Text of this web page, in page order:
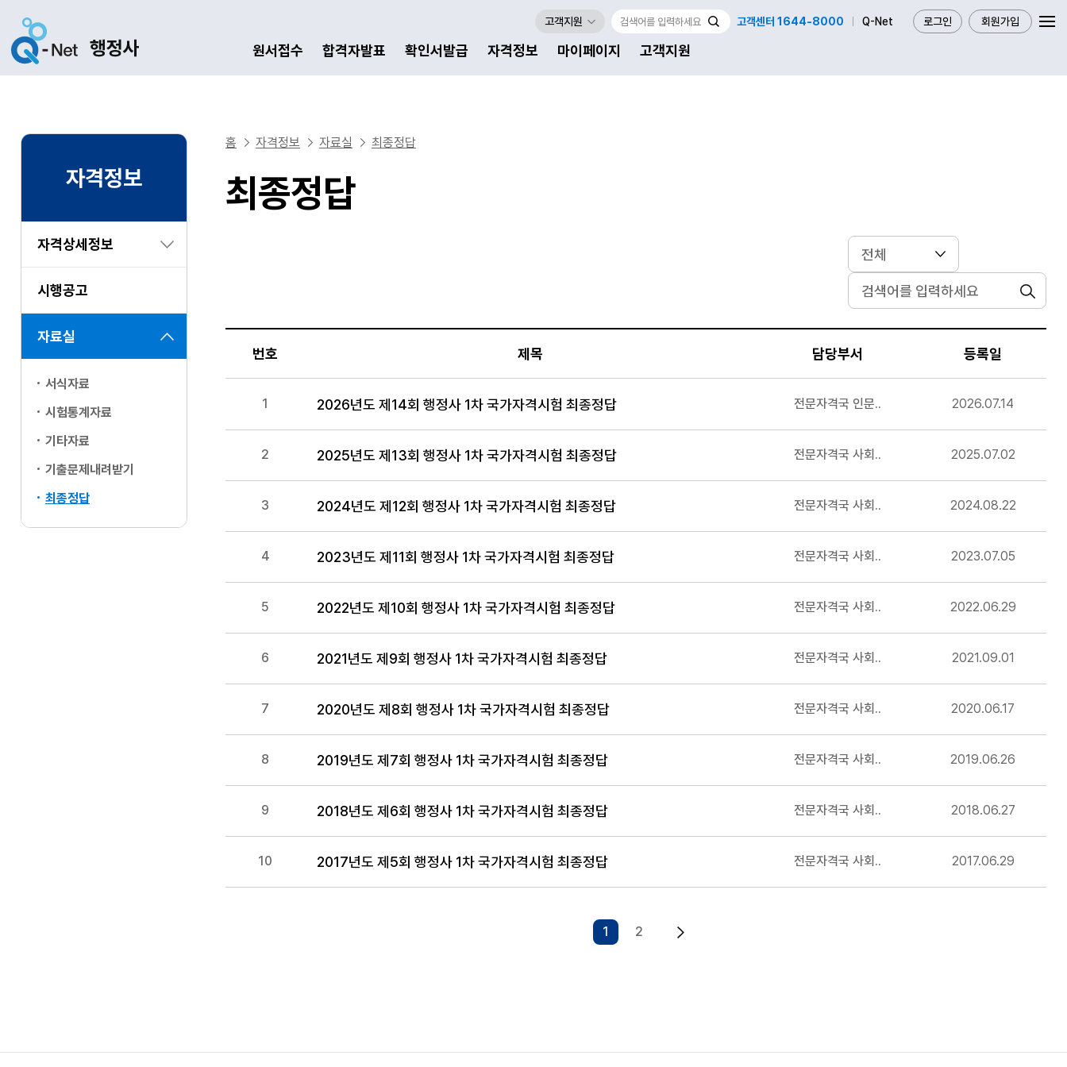
원서접수 합격자발표 확인서발급 자격정보 마이페이지 고객지원
로그인 회원가입
고객센터 1644-8000 Q-Net
고객지원
자격정보
자격상세정보
시행공고
자료실
서식자료
시험통계자료
기타자료
기출문제내려받기
최종정답
홈 자격정보 자료실 최종정답
최종정답
검색
번호 제목 담당부서 등록일
1 2026년도 제14회 행정사 1차 국가자격시험 최종정답 전문자격국 인문.. 2026.07.14
2 2025년도 제13회 행정사 1차 국가자격시험 최종정답 전문자격국 사회.. 2025.07.02
3 2024년도 제12회 행정사 1차 국가자격시험 최종정답 전문자격국 사회.. 2024.08.22
4 2023년도 제11회 행정사 1차 국가자격시험 최종정답 전문자격국 사회.. 2023.07.05
5 2022년도 제10회 행정사 1차 국가자격시험 최종정답 전문자격국 사회.. 2022.06.29
6 2021년도 제9회 행정사 1차 국가자격시험 최종정답 전문자격국 사회.. 2021.09.01
7 2020년도 제8회 행정사 1차 국가자격시험 최종정답 전문자격국 사회.. 2020.06.17
8 2019년도 제7회 행정사 1차 국가자격시험 최종정답 전문자격국 사회.. 2019.06.26
9 2018년도 제6회 행정사 1차 국가자격시험 최종정답 전문자격국 사회.. 2018.06.27
10 2017년도 제5회 행정사 1차 국가자격시험 최종정답 전문자격국 사회.. 2017.06.29
1 2